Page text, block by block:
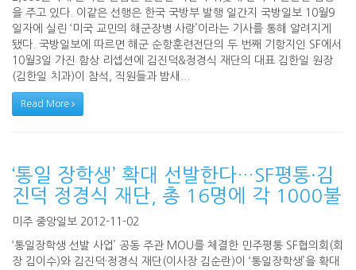
을 주고 있다. 이같은 선행은 한국 국방부 발행 일간지 국방일보 10월9
일자에 실린 ‘미국 교민의 해군장병 사랑’이라는 기사를 통해 알려지게
됐다. 국방일보에 따르면 해군 순항훈련전단의 두 번째 기항지인 SF에서
10월3일 가진 함상 리셉션에 김진덕&정경식 재단의 대표 김한일 원장
(김한일 치과)이 참석, 직원들과 밤새...
Read More
‘통일 장학생’ 확대 선발한다…SF평통·김
진덕 정경식 재단, 총 16명에 각 1000불
미주 중앙일보 2012-11-02
‘통일장학생 선발 사업’ 공동 주관 MOU를 체결한 민주평통 SF협의회(회
장 김이수)와 김진덕·정경식 재단(이사장 김순란)이 ‘통일장학생’을 확대